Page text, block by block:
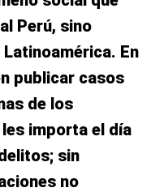
Perú, sino
En
publicar casos
de los
importa el día
sin
no